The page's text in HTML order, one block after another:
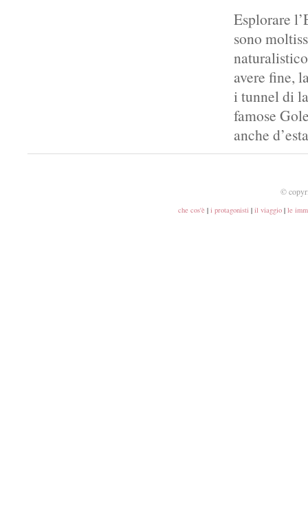
Esplorare
sono
avere fine,
i tunnel di
famose
anche
©
che cos'è | i protagonisti | il viaggio | le